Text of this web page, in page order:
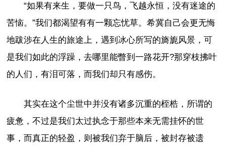
“如果有来生，要做一只鸟，飞越永恒，没有迷途的
苦恼。”我们都渴望有有一颗忘忧草。希冀自己会更无悔
地跋涉在人生的旅途上，遇到冰心所写的旖旎风景，可
是我们如此的浮躁，去哪里能瞥到一路花开?那穿枝拂叶
的人们，有泪可落，而我们却只有感伤。
其实在这个尘世中并没有诸多沉重的桎梏，所谓的
疲惫，不过是我们太过执念于那些本来无需挂怀的世
事，而真正的轻盈，则被我们弃于脑后，被封存被遗